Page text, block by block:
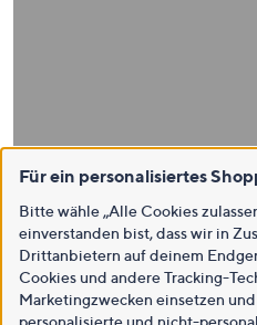
Für ein personalisiertes
Bitte wähle „Alle Cookies
einverstanden bist, dass wir in
Drittanbietern auf deinem
Cookies und andere Tracking-
Marketingzwecken einsetzen
personalisierte und nicht-